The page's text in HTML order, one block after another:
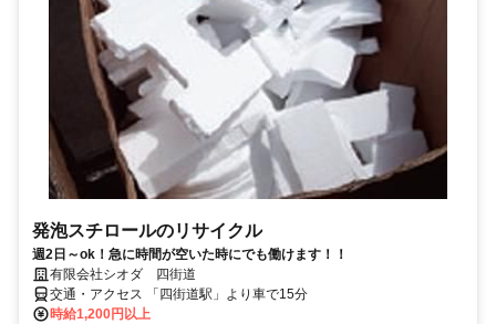
発泡スチロールのリサイクル
週2日～ok！急に時間が空いた時にでも働けます！！
有限会社シオダ 四街道
交通・アクセス 「四街道駅」より車で15分
時給1,200円以上